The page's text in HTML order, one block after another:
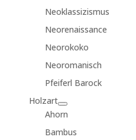
Neoklassizismus
Neorenaissance
Neorokoko
Neoromanisch
Pfeiferl Barock
Holzart
Ahorn
Bambus